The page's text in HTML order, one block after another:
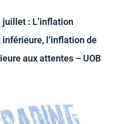
: L’inflation
l’inflation de
aux attentes – UOB